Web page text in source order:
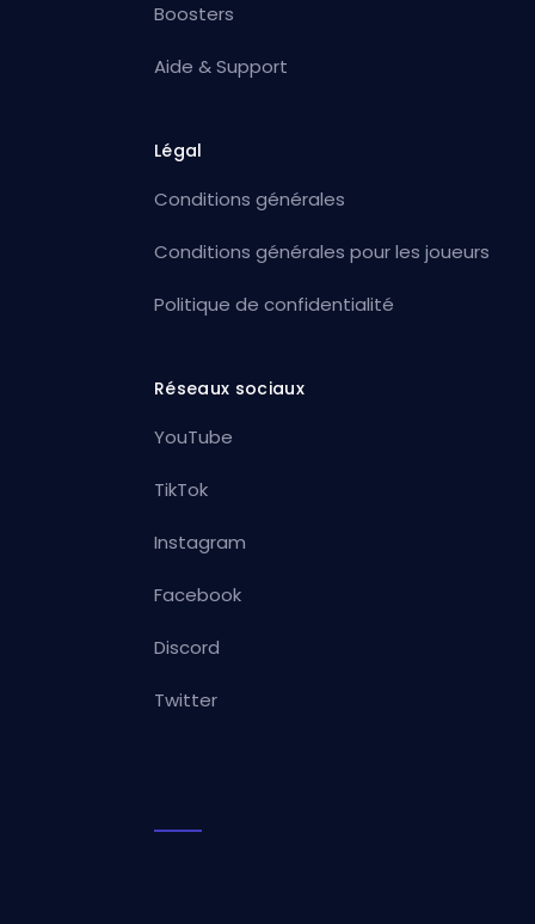
Boosters
Aide & Support
Légal
Conditions générales
Conditions générales pour les joueurs
Politique de confidentialité
Réseaux sociaux
YouTube
TikTok
Instagram
Facebook
Discord
Twitter